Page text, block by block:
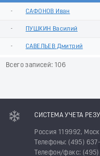
- САФОНОВ Иван
- ПУШКИН Василий
- САВЕЛЬЕВ Дмитрий
Всего записей: 106
СИСТЕМА УЧЕТА
Россия 119992,
Телефоны: (495)
Телефон/факс: